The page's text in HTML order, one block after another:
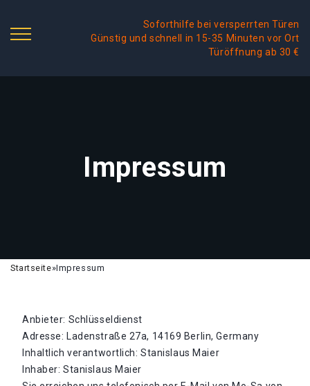
Soforthilfe bei versperrten Türen
Günstig und schnell in 15-35 Minuten vor Ort
Türöffnung ab 30 €
Impressum
Startseite»Impressum
Anbieter: Schlüsseldienst
Adresse: Ladenstraße 27a, 14169 Berlin, Germany
Inhaltlich verantwortlich: Stanislaus Maier
Inhaber: Stanislaus Maier